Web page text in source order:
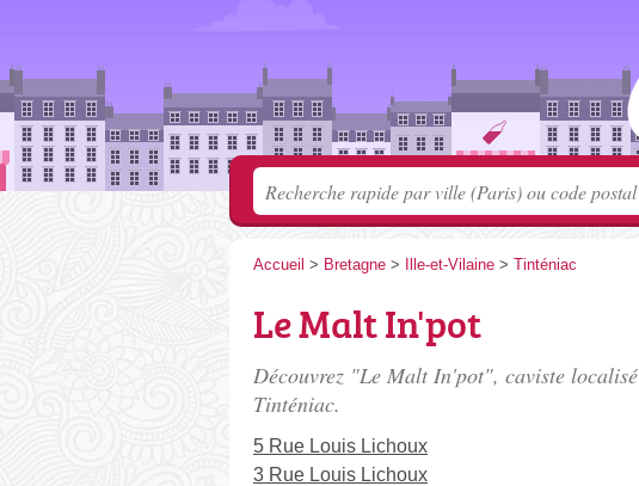
Accueil > Bretagne > Ille-et-Vilaine > Tinténiac
Le Malt In'pot
Découvrez "Le Malt In'pot", caviste localisé
Tinténiac.
5 Rue Louis Lichoux
3 Rue Louis Lichoux